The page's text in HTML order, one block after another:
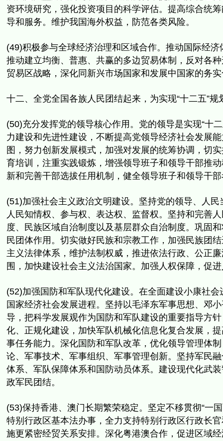
资环境研究， 强化投资项目的科学评估。提高综合统
导和服务。 维护我国海外权益，防范各类风险。
(49)积极参与全球经济治理和区域合作。 推动国际经济
推动建立均衡、 普惠、共赢的多边贸易体制，反对各
贸易区战略， 深化同新兴市场国家和发展中国家的务
十二、全党全国各族人民团结起来，为实现“十二五”规
(50)充分发挥党的领导核心作用。党的领导是实现“十二
力建设和先进性建设， 不断提高党领导经济社会发展
图， 努力创新发展模式，加强对发展的统筹协调，切
育培训，注重实践锻炼， 增强领导班子和领导干部推
新和完善干部选拔任用机制， 健全领导班子和领导干
(51)加强社会主义政治文明建设。坚持党的领导、
人民
人民知情权、参与权、表达权、监督权。 坚持和完善
度、
民族区域自治制度以及基层群众自治制度。 巩固
民团体作用。切实做好民族和宗教工作， 加强民族团
主义法律体系，维护法制权威，推进依法行政、 公正
围， 加快建设社会主义法治国家。加强人权保障， 促
(52)加强国防和军队现代化建设。 在全面建设小康社会
国家经济社会发展进程。 坚持以毛泽东军事思想、邓
导， 把科学发展观作为国防和军队建设的重要指导方针
化、 正规化建设，加快军队机械化信息化复合发展，
事任务能力。深化国防和军队改革，优化领导管理体制
论、 军事技术、军事组织、军事管理创新。坚持军民
体系、 军队保障体系和国防动员体系。建设现代化武
政军民团结。
(53)保持香港、澳门长期繁荣稳定。坚定不移贯彻“一国
特别行政区基本法办事， 全力支持特别行政区行政长
施更紧密经贸关系安排。深化粤港澳合作， 促进区域